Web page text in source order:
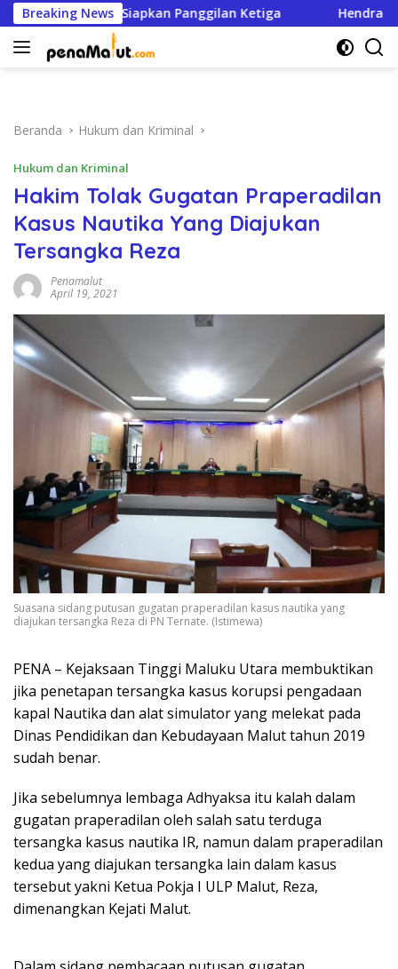
Langsung
ke
konten
Breaking News
Siapkan Panggilan Ketiga Hendra Kasim: DPRD
Beranda Hukum dan Kriminal
Hukum dan Kriminal
Hakim Tolak Gugatan Praperadilan
Kasus Nautika Yang Diajukan
Tersangka Reza
Penamalut
April 19, 2021
Suasana sidang putusan gugatan praperadilan kasus nautika yang
diajukan tersangka Reza di PN Ternate. (Istimewa)
PENA – Kejaksaan Tinggi Maluku Utara membuktikan
jika penetapan tersangka kasus korupsi pengadaan
kapal Nautika dan alat simulator yang melekat pada
Dinas Pendidikan dan Kebudayaan Malut tahun 2019
sudah benar.
Jika sebelumnya lembaga Adhyaksa itu kalah dalam
gugatan praperadilan oleh salah satu terduga
tersangka kasus nautika IR, namun dalam praperadilan
kedua yang diajukan tersangka lain dalam kasus
tersebut yakni Ketua Pokja I ULP Malut, Reza,
dimenangkan Kejati Malut.